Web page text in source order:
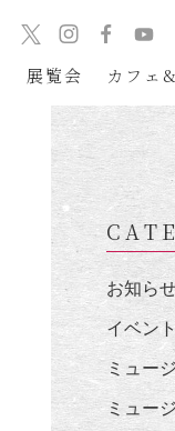
展覧会 カフェ
お知ら
イベント
ミュー
ミュー